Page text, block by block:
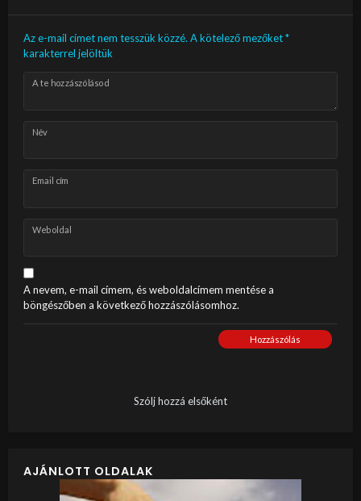
Az e-mail címet nem tesszük közzé. A kötelező mezőket*
karakterrel jelöltük
A te hozzászólásod
Név
Email cím
Weboldal
A nevem, e-mail címem, és weboldalcímem mentése a
böngészőben a következő hozzászólásomhoz.
Hozzászólás
Szólj hozzá elsőként
AJÁNLOTT OLDALAK